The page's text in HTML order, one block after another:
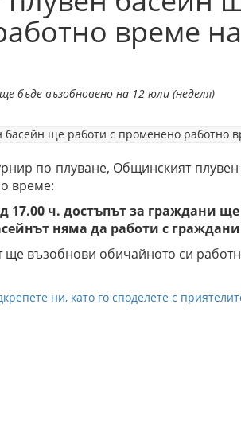
време
бъде възобновено на 12 юли (неделя)
по плуване, Общинският
време:
17.00 ч. достъпът за граждани
няма да работи с
ще възобнови обичайното си
ни, като го споделете с